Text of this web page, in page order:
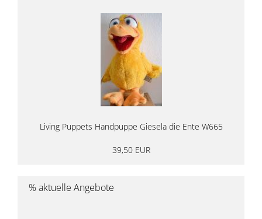
Living Puppets Handpuppe Giesela die Ente W665
39,50 EUR
% aktuelle Angebote